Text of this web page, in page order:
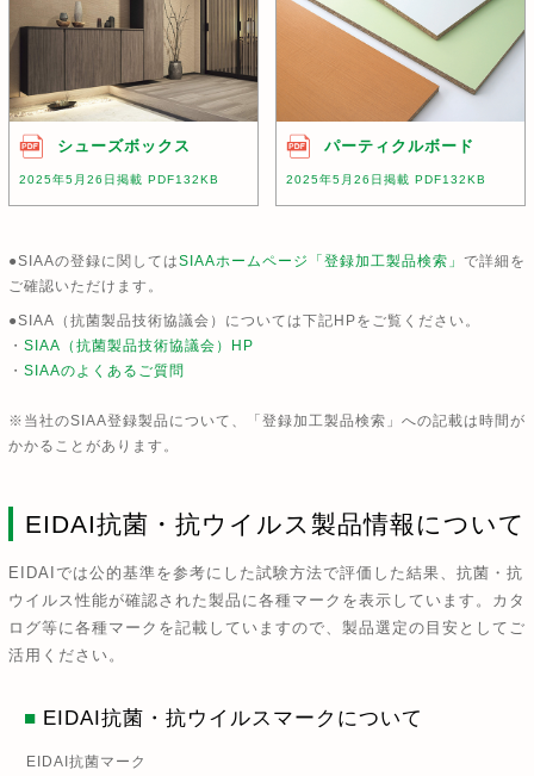
シューズボックス
2025年5月26日掲載 PDF132KB
パーティクルボード
2025年5月26日掲載 PDF132KB
●SIAAの登録に関してはSIAAホームページ「登録加工製品検索」 で詳細を
ご確認いただけます。
●SIAA（抗菌製品技術協議会）については下記HPをご覧ください。
・ SIAA（抗菌製品技術協議会）HP
・ SIAAのよくあるご質問
※当社のSIAA登録製品について、「登録加工製品検索」への記載は時間が
かかることがあります。
EIDAI抗菌・抗ウイルス製品情報について
EIDAIでは公的基準を参考にした試験方法で評価した結果、抗菌・抗
ウイルス性能が確認された製品に各種マークを表示しています。カタ
ログ等に各種マークを記載していますので、製品選定の目安としてご
活用ください。
■ EIDAI抗菌・抗ウイルスマークについて
EIDAI抗菌マーク